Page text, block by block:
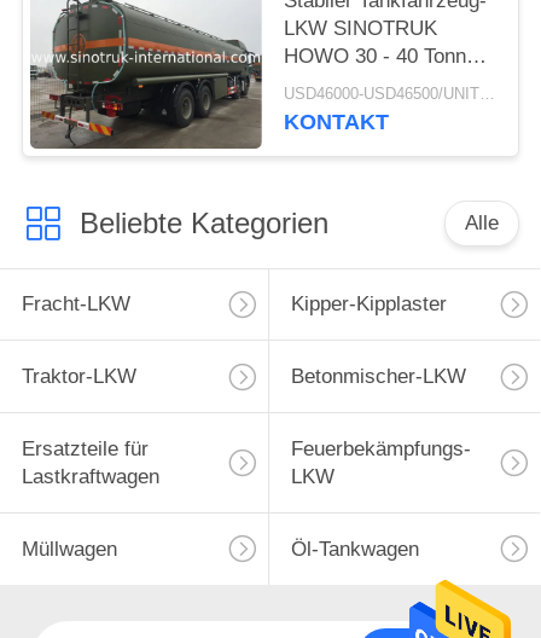
LKW SINOTRUK
HOWO 30 - 40 Tonnen
für Öl-Transport 8X4
RHD
USD46000-USD46500/UNIT)negotiation MOQ:1 EINHEIT
KONTAKT
Beliebte Kategorien Alle
Fracht-LKW Kipper-Kipplaster
Traktor-LKW Betonmischer-LKW
Ersatzteile für
Lastkraftwagen
Feuerbekämpfungs-
LKW
Müllwagen Öl-Tankwagen